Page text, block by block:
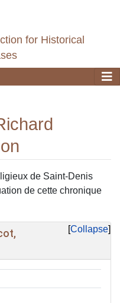
for Historical
de Saint-Denis
de cette chronique
Collapse